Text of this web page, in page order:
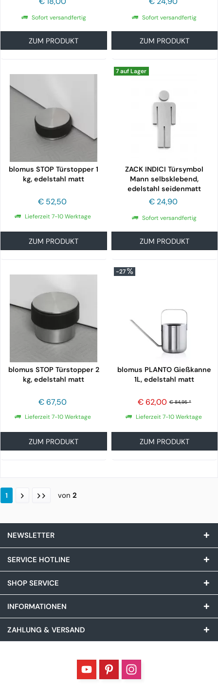
Sofort versandfertig
ZUM PRODUKT
Sofort versandfertig
ZUM PRODUKT
blomus STOP Türstopper 1
kg, edelstahl matt
€ 52,50
Lieferzeit 7-10 Werktage
ZUM PRODUKT
7 auf Lager
ZACK INDICI Türsymbol
Mann selbsklebend,
edelstahl seidenmatt
€ 24,90
Sofort versandfertig
ZUM PRODUKT
blomus STOP Türstopper 2
kg, edelstahl matt
€ 67,50
Lieferzeit 7-10 Werktage
ZUM PRODUKT
-27
blomus PLANTO Gießkanne
1L, edelstahl matt
€ 84,95 *
€ 62,00
Lieferzeit 7-10 Werktage
ZUM PRODUKT
1 von 2
NEWSLETTER
SERVICE HOTLINE
SHOP SERVICE
INFORMATIONEN
ZAHLUNG & VERSAND